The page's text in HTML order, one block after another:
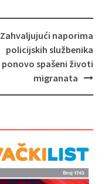
Zahvaljujući naporima
policijskih službenika
ponovo spašeni životi
migranata